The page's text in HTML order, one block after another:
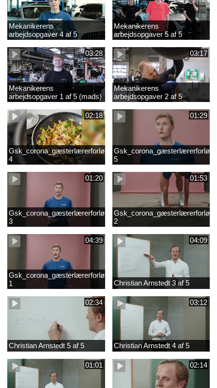
Mekanikerens
arbejdsopgaver 4 af 5
(Frederik Vesti)
Mekanikerens
arbejdsopgaver 5 af 5
(Frederik Vesti)
03:28
Mekanikerens
arbejdsopgaver 1 af 5 (mads)
03:17
Mekanikerens
arbejdsopgaver 2 af 5
(magnus)
02:18
Gsk_corona_gæsterlærerforløb_Axelsen_del
4
01:29
5
01:20
Gsk_corona_gæsterlærerforløb_Axelsen_del
3
01:53
2
04:39
Gsk_corona_gæsterlærerforløb_Axelsen_del
1
04:09
Christian Arnstedt 3 af 5
02:34
Christian Arnstedt 5 af 5
03:12
Christian Arnstedt 4 af 5
01:01 02:14